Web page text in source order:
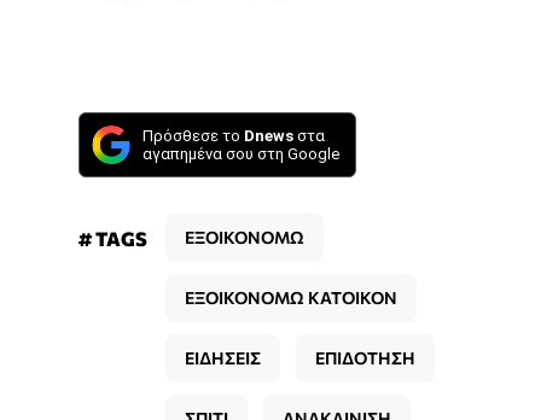
Πρόσθεσε το Dnews στα
αγαπημένα σου στη Google
# TAGS ΕΞΟΙΚΟΝΟΜΩ
ΕΞΟΙΚΟΝΟΜΩ ΚΑΤΟΙΚΟΝ
ΕΙΔΗΣΕΙΣ ΕΠΙΔΟΤΗΣΗ